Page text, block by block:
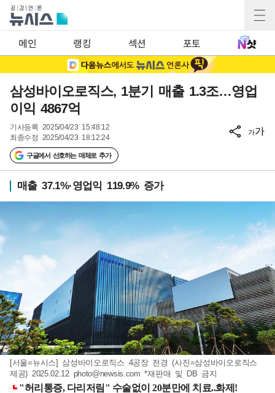
메인 랭킹 섹션 포토
삼성바이오로직스, 1분기 매출 1.3조…영업
이익 4867억
기사등록 2025/04/23 15:48:12
최종수정 2025/04/23 18:12:24
구글에서 선호하는 매체로 추가
가가
매출 37.1%·영업익 119.9% 증가
[서울=뉴시스] 삼성바이오로직스 4공장 전경 (사진=삼성바이오로직스
제공) 2025.02.12 photo@newsis.com *재판매 및 DB 금지